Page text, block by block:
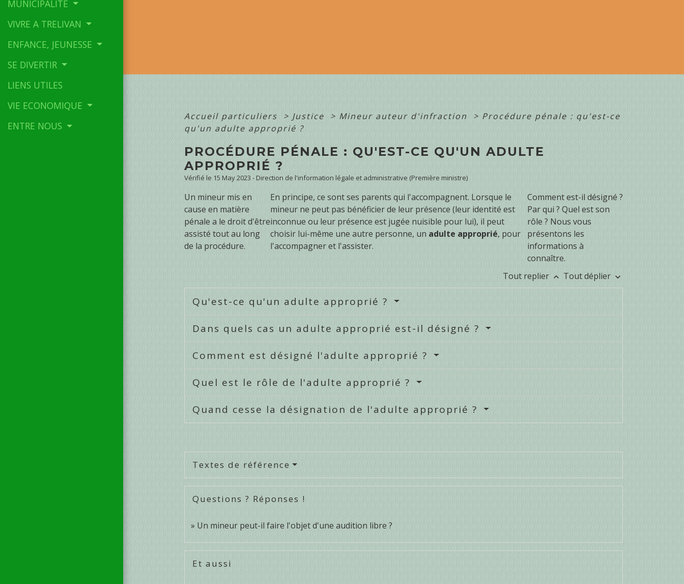
MUNICIPALITE
VIVRE A TRELIVAN
ENFANCE, JEUNESSE
SE DIVERTIR
LIENS UTILES
VIE ECONOMIQUE
ENTRE NOUS
Accueil particuliers > Justice > Mineur auteur d'infraction > Procédure pénale : qu'est-ce
qu'un adulte approprié ?
PROCÉDURE PÉNALE : QU'EST-CE QU'UN ADULTE
APPROPRIÉ ?
Vérifié le 15 May 2023 - Direction de l'information légale et administrative (Première ministre)
Un mineur mis en
cause en matière
pénale a le droit d'être
assisté tout au long
de la procédure.
En principe, ce sont ses parents qui l'accompagnent. Lorsque le
mineur ne peut pas bénéficier de leur présence (leur identité est
inconnue ou leur présence est jugée nuisible pour lui), il peut
choisir lui-même une autre personne, un adulte approprié, pour
l'accompagner et l'assister.
Comment est-il désigné ?
Par qui ? Quel est son
rôle ? Nous vous
présentons les
informations à
connaître.
Tout replier keyboard_arrow_up Tout déplier keyboard_arrow_down
Qu'est-ce qu'un adulte approprié ?
Dans quels cas un adulte approprié est-il désigné ?
Comment est désigné l'adulte approprié ?
Quel est le rôle de l'adulte approprié ?
Quand cesse la désignation de l'adulte approprié ?
Textes de référence
Questions ? Réponses !
Un mineur peut-il faire l'objet d'une audition libre ?
Et aussi